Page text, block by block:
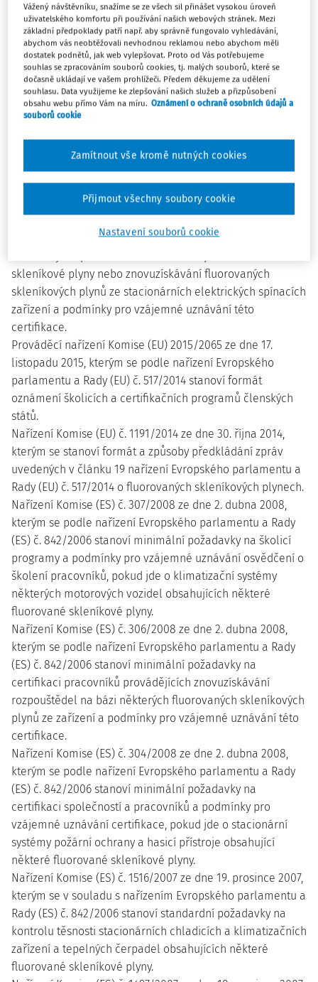
parlamentu a Rady (EU) č. 517/2014 zavádějí minimální
požadavky na certifikaci fyzických osob, pokud jde o
stacionární chladicí a klimatizační zařízení a tepelná
čerpadla a chladicí jednotky chladírenských nákladních
vozidel a přívěsů obsahující fluorované skleníkové plyny, a
na certifikaci společností, pokud jde o stacionární chladicí
a klimatizační zařízení a tepelná čerpadla obsahující
uznávání těchto certifikací.
listopadu 2015, kterým se podle nařízení Evropského
parlamentu a Rady (EU) č. 517/2014 zavádějí minimální
instalaci, servis, údržbu, opravu nebo vyřazení z provozu
skleníkové plyny nebo znovuzískávání fluorovaných
skleníkových plynů ze stacionárních elektrických spínacích
zařízení a podmínky pro vzájemné uznávání této
certifikace.
Prováděcí nařízení Komise (EU) 2015/2065 ze dne 17.
listopadu 2015, kterým se podle nařízení Evropského
parlamentu a Rady (EU) č. 517/2014 stanoví formát
oznámení školicích a certifikačních programů členských
států.
Nařízení Komise (EU) č. 1191/2014 ze dne 30. října 2014,
kterým se stanoví formát a způsoby předkládání zpráv
uvedených v článku 19 nařízení Evropského parlamentu a
Rady (EU) č. 517/2014 o fluorovaných skleníkových plynech.
Nařízení Komise (ES) č. 307/2008 ze dne 2. dubna 2008,
kterým se podle nařízení Evropského parlamentu a Rady
(ES) č. 842/2006 stanoví minimální požadavky na školicí
programy a podmínky pro vzájemné uznávání osvědčení o
školení pracovníků, pokud jde o klimatizační systémy
některých motorových vozidel obsahujících některé
fluorované skleníkové plyny.
Nařízení Komise (ES) č. 306/2008 ze dne 2. dubna 2008,
kterým se podle nařízení Evropského parlamentu a Rady
(ES) č. 842/2006 stanoví minimální požadavky na
certifikaci pracovníků provádějících znovuzískávání
rozpouštědel na bázi některých fluorovaných skleníkových
plynů ze zařízení a podmínky pro vzájemné uznávání této
certifikace.
Nařízení Komise (ES) č. 304/2008 ze dne 2. dubna 2008,
kterým se podle nařízení Evropského parlamentu a Rady
(ES) č. 842/2006 stanoví minimální požadavky na
certifikaci společností a pracovníků a podmínky pro
vzájemné uznávání certifikace, pokud jde o stacionární
systémy požární ochrany a hasicí přístroje obsahující
některé fluorované skleníkové plyny.
Nařízení Komise (ES) č. 1516/2007 ze dne 19. prosince 2007,
kterým se v souladu s nařízením Evropského parlamentu a
Rady (ES) č. 842/2006 stanoví standardní požadavky na
kontrolu těsnosti stacionárních chladicích a klimatizačních
zařízení a tepelných čerpadel obsahujících některé
fluorované skleníkové plyny.
Vážený návštěvníku, snažíme se ze všech sil přinášet vysokou úroveň
uživatelského komfortu při používání našich webových stránek. Mezi
základní předpoklady patří např. aby správně fungovalo vyhledávání,
abychom vás neobtěžovali nevhodnou reklamou nebo abychom měli
dostatek podnětů, jak web vylepšovat. Proto od Vás potřebujeme
souhlas se zpracováním souborů cookies, tj. malých souborů, které se
dočasně ukládají ve vašem prohlížeči. Předem děkujeme za udělení
souhlasu. Data využijeme ke zlepšování našich služeb a přizpůsobení
obsahu webu přímo Vám na míru. Oznámení o ochraně osobních údajů a
souborů cookie
Nastavení souborů cookie
Zamítnout vše kromě nutných cookies
Přijmout všechny soubory cookie